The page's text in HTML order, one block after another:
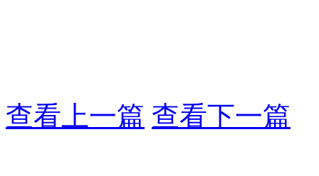
查看上一篇 查看下一篇